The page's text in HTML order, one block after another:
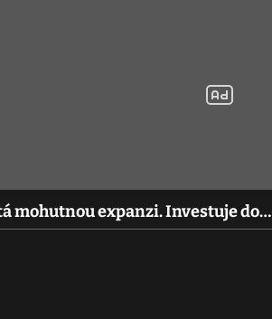
mohutnou expanzi. Investuje do…